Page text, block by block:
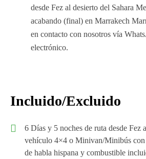
desde Fez al desierto del Sahara
acabando (final) en Marrakech
en contacto con nosotros vía
electrónico.
Incluido/Excluido
6 Días y 5 noches de ruta desde Fez
vehículo 4×4 o Minivan/Minibús
de habla hispana y combustible